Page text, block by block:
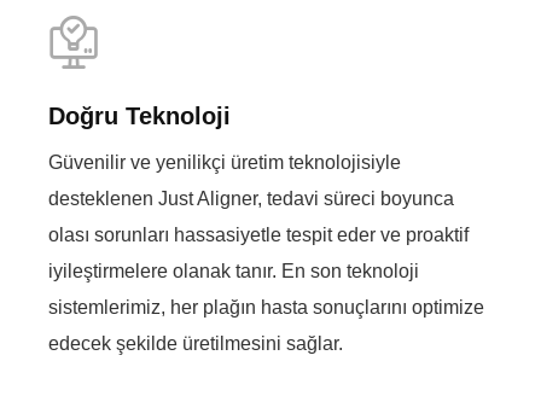
Doğru Teknoloji
Güvenilir ve yenilikçi üretim teknolojisiyle
desteklenen Just Aligner, tedavi süreci boyunca
olası sorunları hassasiyetle tespit eder ve proaktif
iyileştirmelere olanak tanır. En son teknoloji
sistemlerimiz, her plağın hasta sonuçlarını optimize
edecek şekilde üretilmesini sağlar.